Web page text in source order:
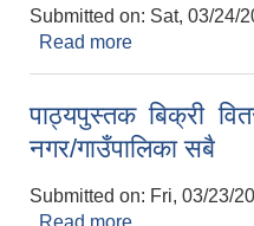
Submitted on: Sat, 03/24/
Read more
पाठ्यपुस्तक बिक्री
नगर/गाउँपालिका सबै
Submitted on: Fri, 03/23/